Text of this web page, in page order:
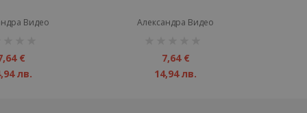
Видео
€
лв.
Александра Видео
7,64 €
14,94 лв.